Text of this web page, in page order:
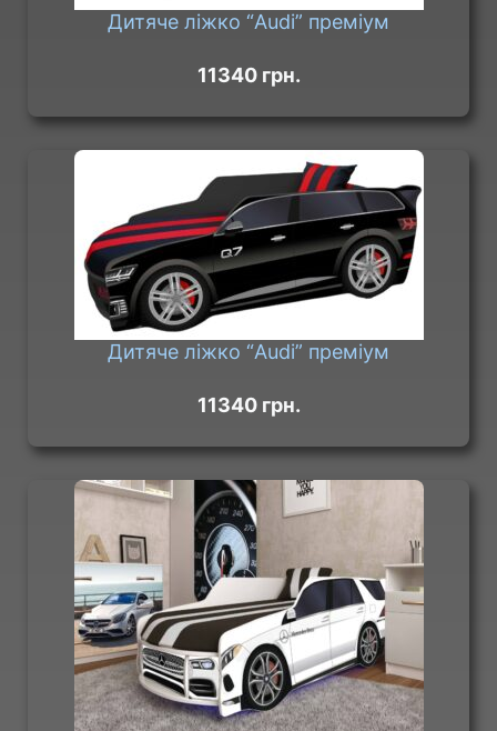
Дитяче ліжко “Audi” преміум
11340 грн.
Дитяче ліжко “Audi” преміум
11340 грн.